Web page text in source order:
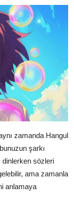
zamanda Hangul
şarkı
dinlerken sözleri
ama zamanla
anlamaya